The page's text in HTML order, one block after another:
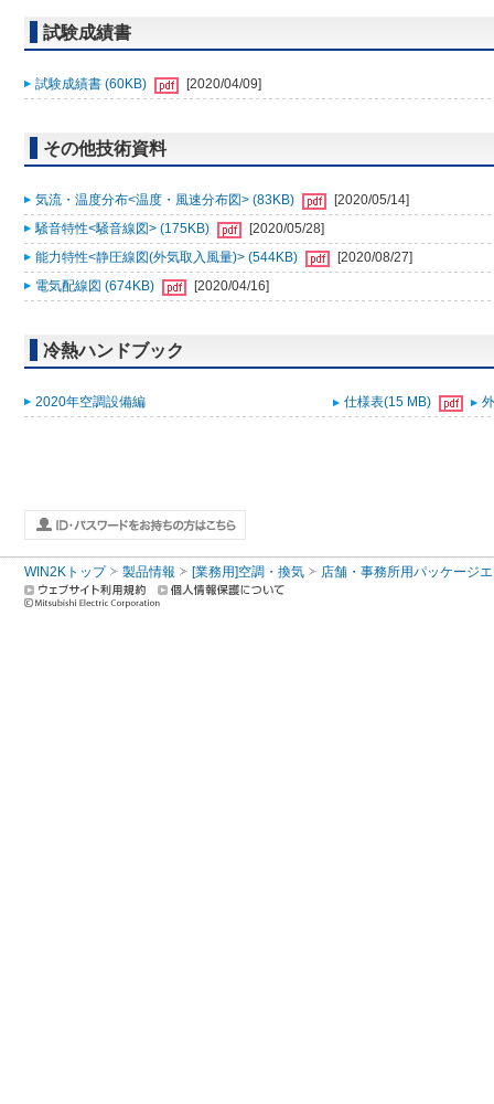
試験成績書
試験成績書 (60KB) [2020/04/09]
その他技術資料
気流・温度分布<温度・風速分布図> (83KB)
[2020/05/14]
騒音特性<騒音線図> (175KB)
[2020/05/28]
能力特性<静圧線図(外気取入風量)> (544KB)
[2020/08/27]
電気配線図 (674KB)
[2020/04/16]
冷熱ハンドブック
2020年空調設備編 仕様表(15 MB)
WIN2Kトップ 製品情報 [業務用]空調・換気 店舗・事務所用パッケージ